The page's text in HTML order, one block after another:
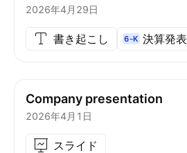
2026年4月29日
書き起こし 6-K 決算発表
Company presentation
2026年4月1日
スライド